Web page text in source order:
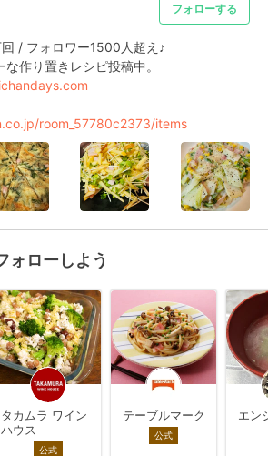
フォローする
/ フォロワー1500人超え♪
作り置きレシピ投稿中。
room_57780c2373/items
ォローしよう
タカムラ ワイン
ハウス
公式
テーブルマーク
公式
エン